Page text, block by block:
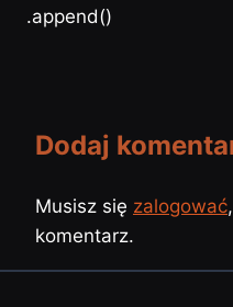
.append()
Dodaj
Musisz się zalogować
komentarz.